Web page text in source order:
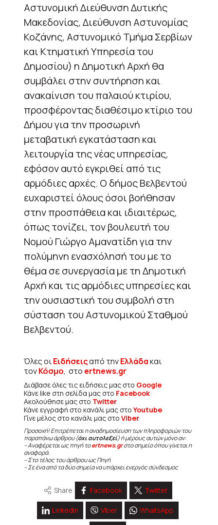
Αστυνομική Διεύθυνση Δυτικής
Μακεδονίας, Διεύθυνση Αστυνομίας
Κοζάνης, Αστυνομικό Τμήμα Σερβίων
και Κτηματική Υπηρεσία του
Δημοσίου) η Δημοτική Αρχή θα
συμβάλει στην συντήρηση και
ανακαίνιση του παλαιού κτιρίου,
προσφέροντας διαθέσιμο κτίριο του
Δήμου για την προσωρινή
μεταβατική εγκατάσταση και
λειτουργία της νέας υπηρεσίας,
εφόσον αυτό εγκριθεί από τις
αρμόδιες αρχές. Ο δήμος Βελβεντού
ευχαριστεί όλους όσοι βοήθησαν
στην προσπάθεια και ιδιαιτέρως,
όπως τονίζει, τον βουλευτή του
Νομού Γιώργο Αμανατίδη για την
πολύμηνη ενασχόλησή του με το
θέμα σε συνεργασία με τη Δημοτική
Αρχή και τις αρμόδιες υπηρεσίες και
την ουσιαστική του συμβολή στη
σύσταση του Αστυνομικού Σταθμού
Βελβεντού.
Όλες οιΕιδήσειςαπό τηνΕλλάδακαι
τονΚόσμο, στο ertnews.gr
Διάβασε όλες τις ειδήσεις μας στο Google
Κάνε like στη σελίδα μας στο Facebook
Ακολούθησε μας στο Twitter
Κάνε εγγραφή στο κανάλι μας στοYoutube
Γίνε μέλος στο κανάλι μας στο Viber
Προσοχή! Επιτρέπεται η αναδημοσίευση των πληροφοριών του
παραπάνω άρθρου (όχι αυτολεξεί) ή μέρους αυτών μόνο αν:
– Αναφέρεται ως πηγή τοertnews.grστο σημείο όπου γίνεται η
αναφορά.
– Στο τέλος του άρθρου ως Πηγή
– Σε ένα από τα δύο σημεία να υπάρχει ενεργός σύνδεσμος
Share Facebook Twitter
Linkedin Viber WhatsApp